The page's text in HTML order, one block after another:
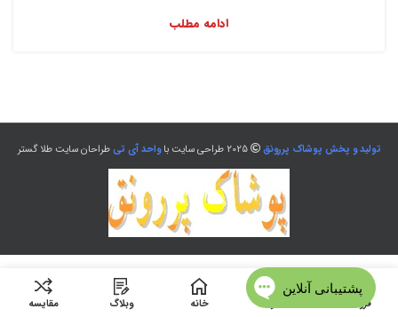
ادامه مطلب
تولید و پخش پوشاک پررونق 2025 طراحی سایت با واحد آی تیطراحان سایت طلا گستر
فروشگاه خانه وبلاگ مقایسه